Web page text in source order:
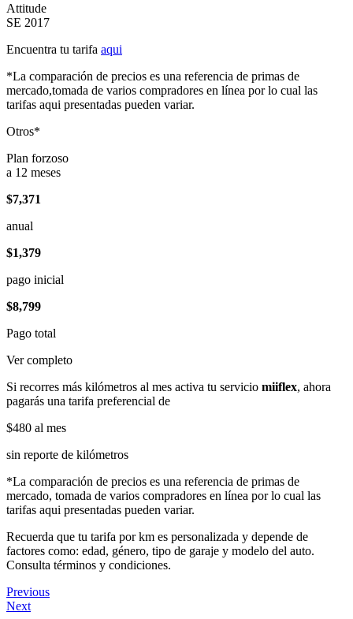
Attitude
SE 2017
Encuentra tu tarifa aqui
*La comparación de precios es una referencia de primas de
mercado,tomada de varios compradores en línea por lo cual las
tarifas aqui presentadas pueden variar.
Otros*
Plan forzoso
a 12 meses
$7,371
anual
$1,379
pago inicial
$8,799
Pago total
Ver completo
Si recorres más kilómetros al mes activa tu servicio miiflex, ahora
pagarás una tarifa preferencial de
$480 al mes
sin reporte de kilómetros
*La comparación de precios es una referencia de primas de
mercado, tomada de varios compradores en línea por lo cual las
tarifas aqui presentadas pueden variar.
Recuerda que tu tarifa por km es personalizada y depende de
factores como: edad, género, tipo de garaje y modelo del auto.
Consulta términos y condiciones.
Previous
Next